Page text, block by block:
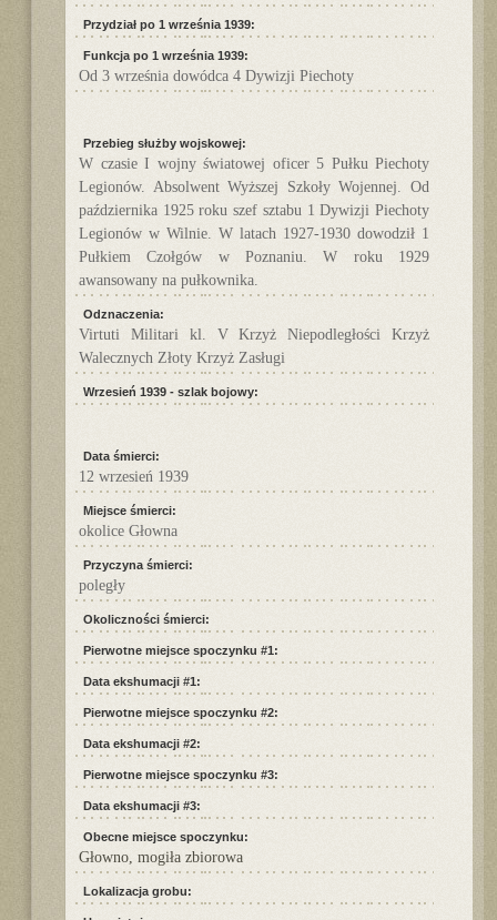
Przydział po 1 września 1939:
Funkcja po 1 września 1939:
Od 3 września dowódca 4 Dywizji Piechoty
Przebieg służby wojskowej:
W czasie I wojny światowej oficer 5 Pułku Piechoty
Legionów. Absolwent Wyższej Szkoły Wojennej. Od
października 1925 roku szef sztabu 1 Dywizji Piechoty
Legionów w Wilnie. W latach 1927-1930 dowodził 1
Pułkiem Czołgów w Poznaniu. W roku 1929
awansowany na pułkownika.
Odznaczenia:
Virtuti Militari kl. V Krzyż Niepodległości Krzyż
Walecznych Złoty Krzyż Zasługi
Wrzesień 1939 - szlak bojowy:
Data śmierci:
12 wrzesień 1939
Miejsce śmierci:
okolice Głowna
Przyczyna śmierci:
poległy
Okoliczności śmierci:
Pierwotne miejsce spoczynku #1:
Data ekshumacji #1:
Pierwotne miejsce spoczynku #2:
Data ekshumacji #2:
Pierwotne miejsce spoczynku #3:
Data ekshumacji #3:
Obecne miejsce spoczynku:
Głowno, mogiła zbiorowa
Lokalizacja grobu: